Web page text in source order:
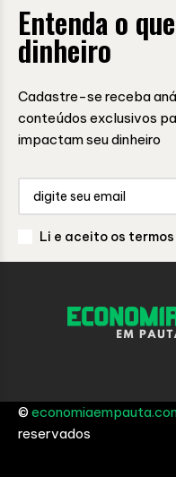
Entenda o
dinheiro
Cadastre-se receba
conteúdos exclusivos
impactam seu dinheiro
Li e aceito os
©
reservados